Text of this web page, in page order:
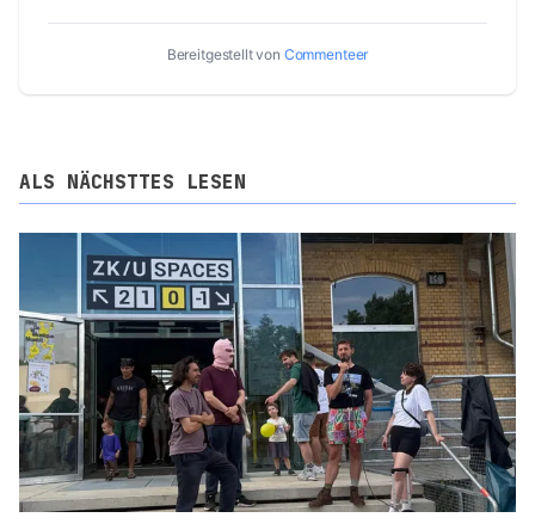
Bereitgestellt von Commenteer
ALS NÄCHSTTES LESEN